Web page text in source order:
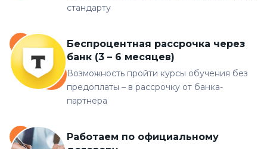
стандарту
Беспроцентная рассрочка через
банк (3 – 6 месяцев)
Возможность пройти курсы обучения без
предоплаты – в рассрочку от банка-
партнера
Работаем по официальному